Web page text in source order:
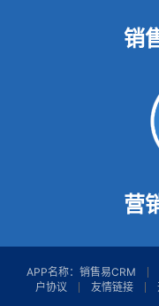
销
营
APP名称：销售易CRM
户协议
友情链接